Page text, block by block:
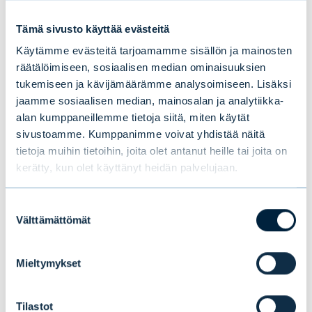
Tämä sivusto käyttää evästeitä
Käytämme evästeitä tarjoamamme sisällön ja mainosten
räätälöimiseen, sosiaalisen median ominaisuuksien
tukemiseen ja kävijämäärämme analysoimiseen. Lisäksi
jaamme sosiaalisen median, mainosalan ja analytiikka-
alan kumppaneillemme tietoja siitä, miten käytät
sivustoamme. Kumppanimme voivat yhdistää näitä
tietoja muihin tietoihin, joita olet antanut heille tai joita on
kerätty, kun olet käyttänyt heidän palvelujaan.
valinta
Välttämättömät
Mieltymykset
Tilastot
Evlin puolivuosikatsaus 1–6/2026:
Vakaata kasvua ensimmäisellä
vuosipuoliskolla